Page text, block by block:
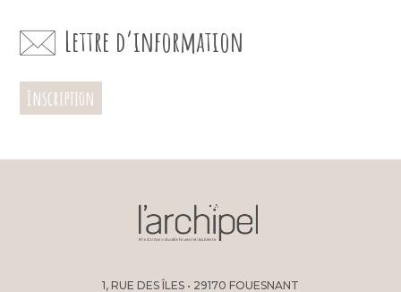
Lettre d’information
Inscription
1, RUE DES ÎLES • 29170 FOUESNANT